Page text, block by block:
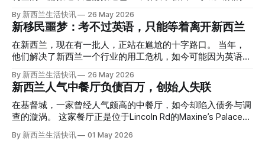
腰部对折，黑色胶带缠着头、手腕和身体，整个人被绑成胎儿
状。 两个10公斤的米袋装满了石头，用胶带死死缠在尸体
上。 死者是亚洲面孔的老年女性，头部、脸、胳膊都有钝器
伤，当时身穿一件“娟燕牌”内衣和黑色长裤。 她是谁？没有人
Operation Parade的案子，开始调查。 米袋泄露秘密 破案的
关键，是两个米袋。这两个塑料米袋里装着用来压住尸体的花
园石头。 每个米袋上都有序列号。 警察一家家查，发现这批
米是在奥克兰北岸一家超市卖的。
趣： “精疲力尽的美国医生，正在离开美国，前往新西兰一座
偏远小镇。” “精疲力尽的美国医生”搬家新西兰 四年前，在加
州拉霍亚（La Jolla）一家医院担任内科医生的Brandon
Williams医生达到了崩溃的边缘。 患者人数激增、医疗人员短
缺、医疗事故诉讼的威胁，以及对患者无力支付医疗费用的忧
（PTSD）。他的其中一位同事甚至因自杀身亡。 他并不想放
弃从医，但他不想再在美国行医了。 于是，他与38岁的妻子
Ellen Williams开始在欧洲寻找更好的选择。 就在那时，他收
到了一封来自新西兰医疗招聘人员的信。 “虽然跑到那个‘与世
义。”现年39岁的加州人Brandon说道。 2024年11月，这家人
By 新西兰生活快讯 26 May 2026
新移民噩梦：考不过英语，只能等着离开新西兰
在新西兰，现在有一批人，正站在尴尬的十字路口。 当年，
他们解决了新西兰一个行业的用工危机，如今可能因为英语考
试，不得不在几年内离开这个国家。 一位移民的无奈感叹：
“如果我们真能考到那个分数，就不会来开公交车了。” 因为英
语，他们一直无法上岸 来自菲律宾的Ryan De Guzman，就是
这批人中的一员。 2023年，当他看到新西兰招聘海外公交司
机的信息时，几乎没有犹豫就提交了申请。 “我听说这里气候
年3月抵达奥克兰。 当时心里盘算着：努力工作两年，申请居
By 新西兰生活快讯 26 May 2026
新西兰人气中餐厅负债百万，创始人失联
在基督城，一家曾经人气颇高的中餐厅，如今却陷入债务与调
查的漩涡。 这家餐厅正是位于Lincoln Rd的Maxine’s Palace。
其背后的公司已进入清算程序，债务总额接近100万纽币，而
引人关注的是——清算人目前无法联系到创始人本人。 今年3
By 新西兰生活快讯 01 May 2026